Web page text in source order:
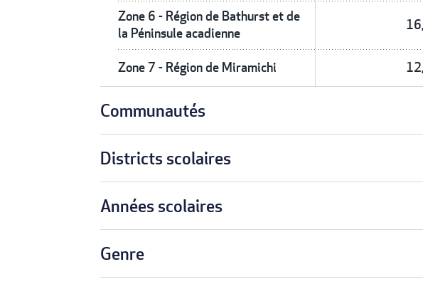
Zone 6 - Région de Bathurst et de
la Péninsule acadienne
Zone 7 - Région de Miramichi
Communautés
Districts scolaires
Années scolaires
Genre